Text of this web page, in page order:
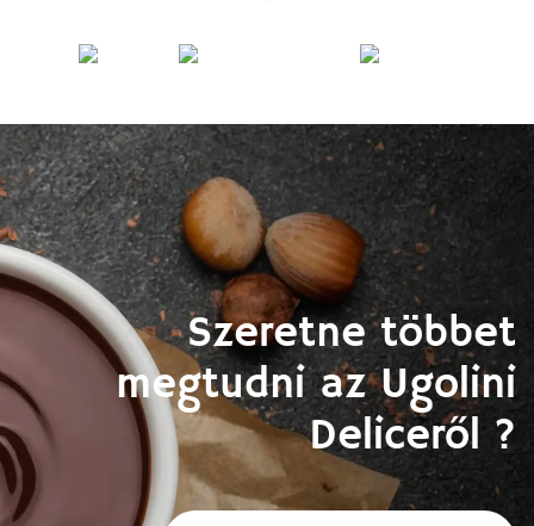
Szeretne többet
megtudni az Ugolini
Deliceről ?